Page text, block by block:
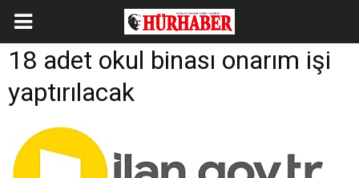
18 adet okul binası onarım işi
yaptırılacak